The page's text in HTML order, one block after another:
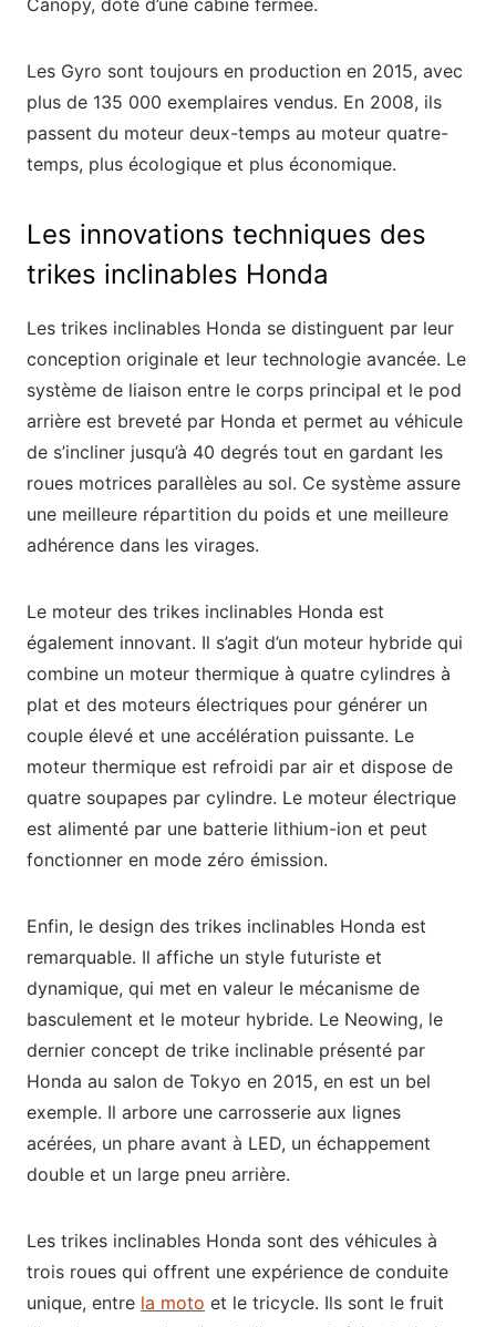
Canopy, doté d’une cabine fermée.
Les Gyro sont toujours en production en 2015, avec
plus de 135 000 exemplaires vendus. En 2008, ils
passent du moteur deux-temps au moteur quatre-
temps, plus écologique et plus économique.
Les innovations techniques des
trikes inclinables Honda
Les trikes inclinables Honda se distinguent par leur
conception originale et leur technologie avancée. Le
système de liaison entre le corps principal et le pod
arrière est breveté par Honda et permet au véhicule
de s’incliner jusqu’à 40 degrés tout en gardant les
roues motrices parallèles au sol. Ce système assure
une meilleure répartition du poids et une meilleure
adhérence dans les virages.
Le moteur des trikes inclinables Honda est
également innovant. Il s’agit d’un moteur hybride qui
combine un moteur thermique à quatre cylindres à
plat et des moteurs électriques pour générer un
couple élevé et une accélération puissante. Le
moteur thermique est refroidi par air et dispose de
quatre soupapes par cylindre. Le moteur électrique
est alimenté par une batterie lithium-ion et peut
fonctionner en mode zéro émission.
Enfin, le design des trikes inclinables Honda est
remarquable. Il affiche un style futuriste et
dynamique, qui met en valeur le mécanisme de
basculement et le moteur hybride. Le Neowing, le
dernier concept de trike inclinable présenté par
Honda au salon de Tokyo en 2015, en est un bel
exemple. Il arbore une carrosserie aux lignes
acérées, un phare avant à LED, un échappement
double et un large pneu arrière.
Les trikes inclinables Honda sont des véhicules à
trois roues qui offrent une expérience de conduite
unique, entre la moto et le tricycle. Ils sont le fruit